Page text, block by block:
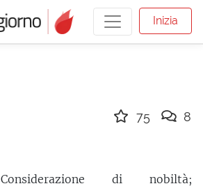
Inizia
Considerazione di nobiltà;
75 8